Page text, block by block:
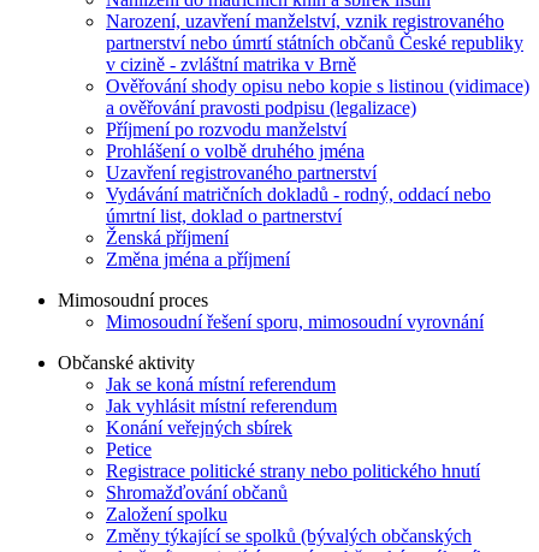
Narození, uzavření manželství, vznik registrovaného
partnerství nebo úmrtí státních občanů České republiky
v cizině - zvláštní matrika v Brně
Ověřování shody opisu nebo kopie s listinou (vidimace)
a ověřování pravosti podpisu (legalizace)
Příjmení po rozvodu manželství
Prohlášení o volbě druhého jména
Uzavření registrovaného partnerství
Vydávání matričních dokladů - rodný, oddací nebo
úmrtní list, doklad o partnerství
Ženská příjmení
Změna jména a příjmení
Mimosoudní proces
Mimosoudní řešení sporu, mimosoudní vyrovnání
Občanské aktivity
Jak se koná místní referendum
Jak vyhlásit místní referendum
Konání veřejných sbírek
Petice
Registrace politické strany nebo politického hnutí
Shromažďování občanů
Založení spolku
Změny týkající se spolků (bývalých občanských